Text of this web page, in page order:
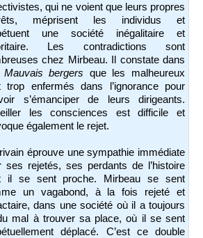
qui ne voient que leurs propres
méprisent les individus et
une société inégalitaire et
Les contradictions sont
chez Mirbeau. Il constate dans
bergers que les malheureux
trop enfermés dans l’ignorance pour
s’émanciper de leurs dirigeants.
les consciences est difficile et
également le rejet.
éprouve une sympathie immédiate
ses rejetés, ses perdants de l’histoire
il se sent proche. Mirbeau se sent
un vagabond, à la fois rejeté et
dans une société où il a toujours
mal à trouver sa place, où il se sent
déplacé. C’est ce double